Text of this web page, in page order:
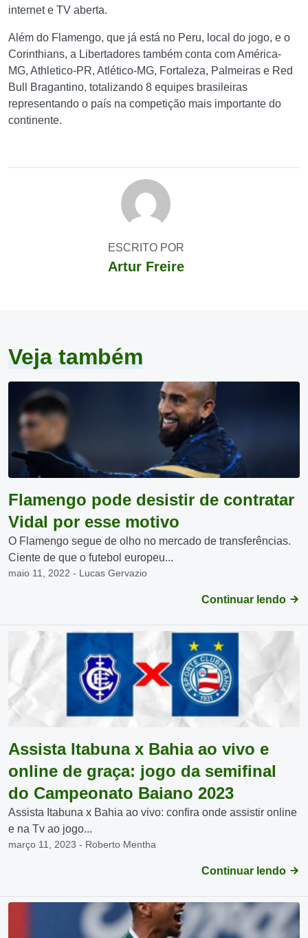
internet e TV aberta.
Além do Flamengo, que já está no Peru, local do jogo, e o
Corinthians, a Libertadores também conta com América-
MG, Athletico-PR, Atlético-MG, Fortaleza, Palmeiras e Red
Bull Bragantino, totalizando 8 equipes brasileiras
representando o país na competição mais importante do
continente.
ESCRITO POR
Artur Freire
Veja também
Flamengo pode desistir de contratar
Vidal por esse motivo
O Flamengo segue de olho no mercado de transferências.
Ciente de que o futebol europeu...
maio 11, 2022 - Lucas Gervazio
Continuar lendo
Assista Itabuna x Bahia ao vivo e
online de graça: jogo da semifinal
do Campeonato Baiano 2023
Assista Itabuna x Bahia ao vivo: confira onde assistir online
e na Tv ao jogo...
março 11, 2023 - Roberto Mentha
Continuar lendo